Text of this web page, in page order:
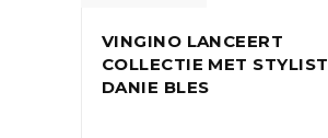
VINGINO LANCEERT
COLLECTIE MET STYLIST
DANIE BLES